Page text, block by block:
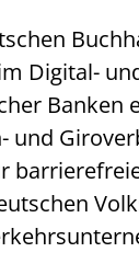
Digital-
Banken
und